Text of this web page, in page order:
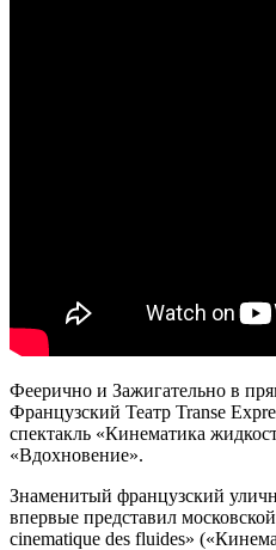
Феерично и Зажигательно в
Французский Театр Transe
спектакль «Кинематика
«Вдохновение».
Знаменитый французский
впервые представил
cinematique des fluides»